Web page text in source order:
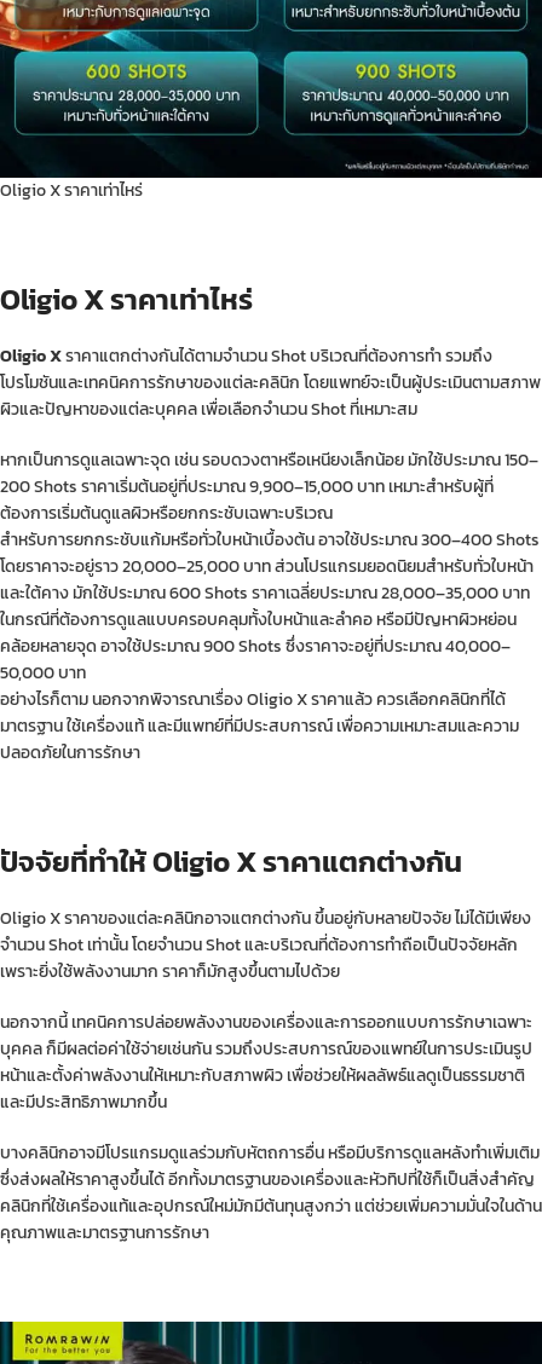
Oligio X ราคาเท่าไหร่
Oligio X ราคาเท่าไหร่
Oligio Xราคาแตกต่างกันได้ตามจำนวน Shot บริเวณที่ต้องการทำ รวมถึง
โปรโมชันและเทคนิคการรักษาของแต่ละคลินิก โดยแพทย์จะเป็นผู้ประเมินตามสภาพ
ผิวและปัญหาของแต่ละบุคคล เพื่อเลือกจำนวน Shot ที่เหมาะสม
หากเป็นการดูแลเฉพาะจุด เช่น รอบดวงตาหรือเหนียงเล็กน้อย มักใช้ประมาณ 150–
200 Shots ราคาเริ่มต้นอยู่ที่ประมาณ 9,900–15,000 บาท เหมาะสำหรับผู้ที่
ต้องการเริ่มต้นดูแลผิวหรือยกกระชับเฉพาะบริเวณ
สำหรับการยกกระชับแก้มหรือทั่วใบหน้าเบื้องต้น อาจใช้ประมาณ 300–400 Shots
โดยราคาจะอยู่ราว 20,000–25,000 บาท ส่วนโปรแกรมยอดนิยมสำหรับทั่วใบหน้า
และใต้คาง มักใช้ประมาณ 600 Shots ราคาเฉลี่ยประมาณ 28,000–35,000 บาท
ในกรณีที่ต้องการดูแลแบบครอบคลุมทั้งใบหน้าและลำคอ หรือมีปัญหาผิวหย่อน
คล้อยหลายจุด อาจใช้ประมาณ 900 Shots ซึ่งราคาจะอยู่ที่ประมาณ 40,000–
50,000 บาท
อย่างไรก็ตาม นอกจากพิจารณาเรื่อง Oligio X ราคาแล้ว ควรเลือกคลินิกที่ได้
มาตรฐาน ใช้เครื่องแท้ และมีแพทย์ที่มีประสบการณ์ เพื่อความเหมาะสมและความ
ปลอดภัยในการรักษา
ปัจจัยที่ทำให้ Oligio X ราคาแตกต่างกัน
Oligio X ราคาของแต่ละคลินิกอาจแตกต่างกัน ขึ้นอยู่กับหลายปัจจัย ไม่ได้มีเพียง
จำนวน Shot เท่านั้น โดยจำนวน Shot และบริเวณที่ต้องการทำถือเป็นปัจจัยหลัก
เพราะยิ่งใช้พลังงานมาก ราคาก็มักสูงขึ้นตามไปด้วย
นอกจากนี้ เทคนิคการปล่อยพลังงานของเครื่องและการออกแบบการรักษาเฉพาะ
บุคคล ก็มีผลต่อค่าใช้จ่ายเช่นกัน รวมถึงประสบการณ์ของแพทย์ในการประเมินรูป
หน้าและตั้งค่าพลังงานให้เหมาะกับสภาพผิว เพื่อช่วยให้ผลลัพธ์แลดูเป็นธรรมชาติ
และมีประสิทธิภาพมากขึ้น
บางคลินิกอาจมีโปรแกรมดูแลร่วมกับหัตถการอื่น หรือมีบริการดูแลหลังทำเพิ่มเติม
ซึ่งส่งผลให้ราคาสูงขึ้นได้ อีกทั้งมาตรฐานของเครื่องและหัวทิปที่ใช้ก็เป็นสิ่งสำคัญ
คลินิกที่ใช้เครื่องแท้และอุปกรณ์ใหม่มักมีต้นทุนสูงกว่า แต่ช่วยเพิ่มความมั่นใจในด้าน
คุณภาพและมาตรฐานการรักษา